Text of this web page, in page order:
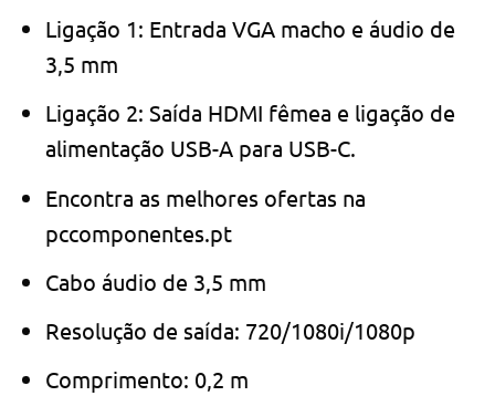
Ligação 1: Entrada VGA macho e áudio de
3,5 mm
Ligação 2: Saída HDMI fêmea e ligação de
alimentação USB-A para USB-C.
Encontra as melhores ofertas na
pccomponentes.pt
Cabo áudio de 3,5 mm
Resolução de saída: 720/1080i/1080p
Comprimento: 0,2 m